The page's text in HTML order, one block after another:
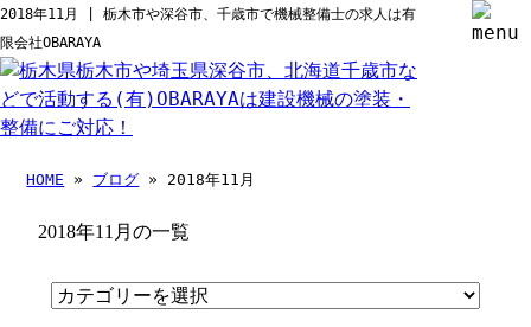
2018年11月 | 栃木市や深谷市、千歳市で機械整備士の求人は有
限会社OBARAYA
HOME » ブログ » 2018年11月
2018年11月の一覧